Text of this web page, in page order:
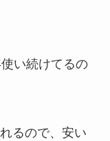
い続けてるの
るので、安い